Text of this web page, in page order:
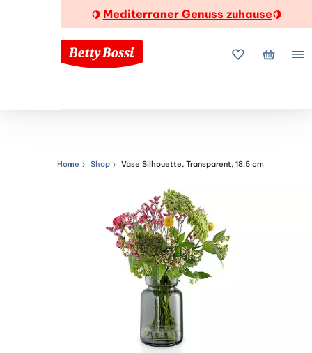
🍋 Mediterraner Genuss zuhause🍋
MeineMein
Navigationspfad
Home Shop Vase Silhouette, Transparent, 18.5 cm